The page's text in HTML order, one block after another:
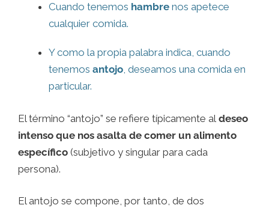
Cuando tenemos hambre nos apetece
cualquier comida.
Y como la propia palabra indica, cuando
tenemos antojo, deseamos una comida en
particular.
El término “antojo” se refiere típicamente al deseo
intenso que nos asalta de comer un alimento
específico (subjetivo y singular para cada
persona).
El antojo se compone, por tanto, de dos